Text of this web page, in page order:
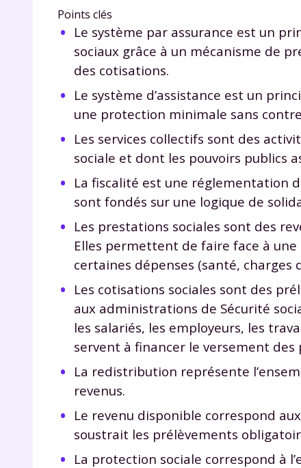
Points clés
Le système par assurance est un
sociaux grâce à un mécanisme de
des cotisations.
Le système d’assistance est un
une protection minimale sans
Les services collectifs sont des
sociale et dont les pouvoirs publics
La fiscalité est une réglementation
sont fondés sur une logique de
Les prestations sociales sont des
Elles permettent de faire face à
certaines dépenses (santé, charges
Les cotisations sociales sont des
aux administrations de Sécurité
les salariés, les employeurs, les
servent à financer le versement des
La redistribution représente
revenus.
Le revenu disponible correspond
soustrait les prélèvements
La protection sociale correspond à